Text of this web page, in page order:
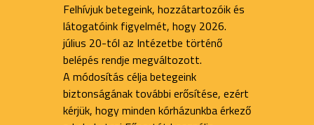
Felhívjuk betegeink, hozzátartozóik és
látogatóink figyelmét, hogy 2026.
július 20-tól az Intézetbe történő
belépés rendje megváltozott.
A módosítás célja betegeink
biztonságának további erősítése, ezért
kérjük, hogy minden kórházunkba érkező